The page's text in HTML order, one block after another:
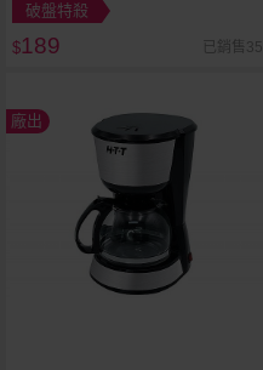
破盤特殺
$189 已銷售35
廠出